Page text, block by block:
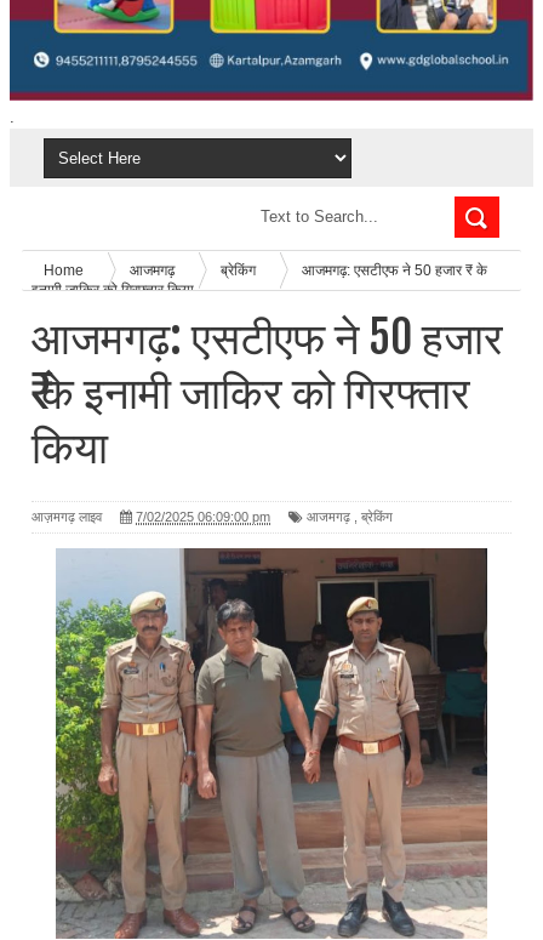
.
Home आजमगढ़ ब्रेकिंग
आजमगढ़: एसटीएफ ने 50 हजार ₹ के
इनामी जाकिर को गिरफ्तार किया
आजमगढ़: एसटीएफ ने 50 हजार
₹ के इनामी जाकिर को गिरफ्तार
किया
आज़मगढ़ लाइव 7/02/2025 06:09:00 pm आजमगढ़ ब्रेकिंग